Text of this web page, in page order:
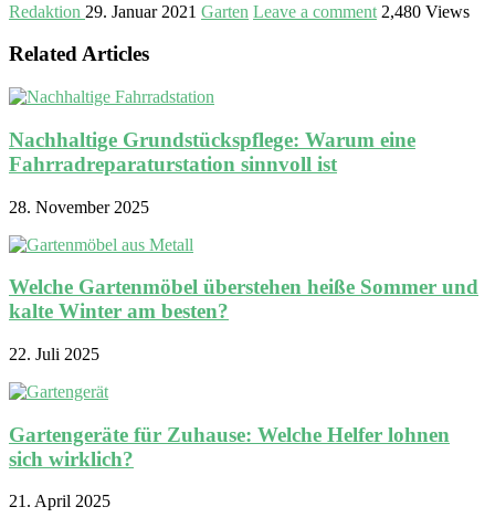
Redaktion 29. Januar 2021 Garten Leave a comment 2,480 Views
Related Articles
Nachhaltige Grundstückspflege: Warum eine
Fahrradreparaturstation sinnvoll ist
28. November 2025
Welche Gartenmöbel überstehen heiße Sommer und
kalte Winter am besten?
22. Juli 2025
Gartengeräte für Zuhause: Welche Helfer lohnen
sich wirklich?
21. April 2025